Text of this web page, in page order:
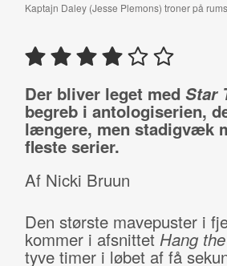
Kaptajn Daley (Jesse Plemons) troner på
Der bliver leget med Star
begreb i antologiserien,
længere, men stadigvæk
fleste serier.
Af Nicki Bruun
Den største mavepuster i
kommer i afsnittet Hang
tyve timer i løbet af få